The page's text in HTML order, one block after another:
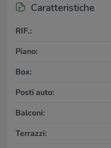
Caratteristiche
RIF.:
Piano:
Box:
Posti auto:
Balconi:
Terrazzi: